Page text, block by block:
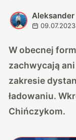
A
Aleksander
09.07.2023
W obecnej
zachwycają
zakresie
ładowaniu.
Chińczykom.